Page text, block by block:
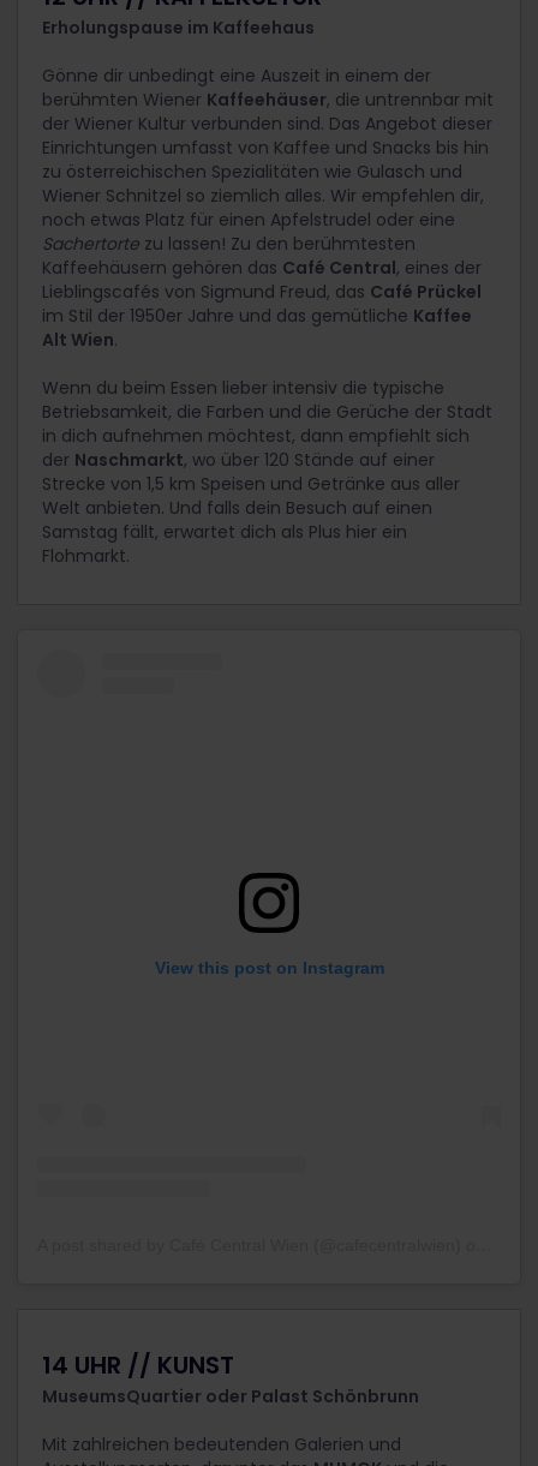
Erholungspause im Kaffeehaus
Gönne dir unbedingt eine Auszeit in einem der
berühmten Wiener Kaffeehäuser, die untrennbar mit
der Wiener Kultur verbunden sind. Das Angebot dieser
Einrichtungen umfasst von Kaffee und Snacks bis hin
zu österreichischen Spezialitäten wie Gulasch und
Wiener Schnitzel so ziemlich alles. Wir empfehlen dir,
noch etwas Platz für einen Apfelstrudel oder eine
Sachertorte zu lassen! Zu den berühmtesten
Kaffeehäusern gehören das Café Central, eines der
Lieblingscafés von Sigmund Freud, das Café Prückel
im Stil der 1950er Jahre und das gemütliche Kaffee
Alt Wien.
Wenn du beim Essen lieber intensiv die typische
Betriebsamkeit, die Farben und die Gerüche der Stadt
in dich aufnehmen möchtest, dann empfiehlt sich
der Naschmarkt, wo über 120 Stände auf einer
Strecke von 1,5 km Speisen und Getränke aus aller
Welt anbieten. Und falls dein Besuch auf einen
Samstag fällt, erwartet dich als Plus hier ein
Flohmarkt.
View this post on Instagram
14 UHR // KUNST
MuseumsQuartier oder Palast Schönbrunn
Mit zahlreichen bedeutenden Galerien und